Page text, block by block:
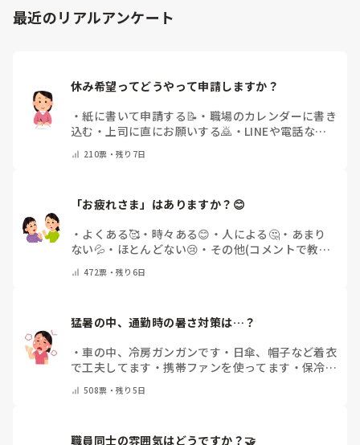
最近のリアルアンケート
休み希望ってどうやって申請しますか？
・紙に書いて申請する📝 ・ 職場のカレンダーに書き
込む ・ 上司に直にお願いする🙇 ・ LINEや電話など
210票・残り7日
「お疲れさま」はありますか？😊
・ よくある🥰 ・ 時々ある😊 ・ 人による🤔 ・ あまり
ない💦 ・ ほとんどない😢 ・ その他(コメントで教え
472票・残り6日
猛暑の中、通勤時の暑さ対策は…？
・車の中、冷房ガンガンです ・ 日傘、帽子など着衣
で工夫してます ・携帯ファンを使ってます ・ 保冷剤
ん ・その他（コメントで教えて下さい）
508票・残り5日
職員同士の雰囲気はどうですか？🤝